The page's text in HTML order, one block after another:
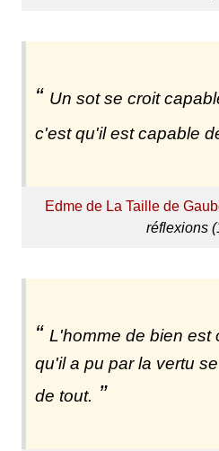
Un sot se croit
c'est qu'il est capable
Edme de La Taille de
réflexions
L'homme de bien est
qu'il a pu par la vertu
de tout.